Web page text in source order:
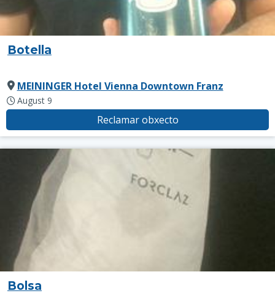
Botella
MEININGER Hotel Vienna Downtown Franz
August 9
Reclamar obxecto
Bolsa